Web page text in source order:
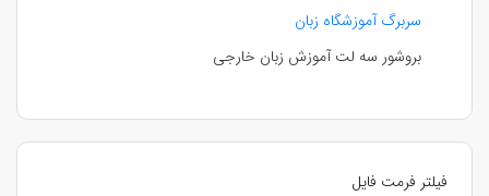
سربرگ آموزشگاه زبان
بروشور سه لت آموزش زبان خارجی
فیلتر فرمت فایل